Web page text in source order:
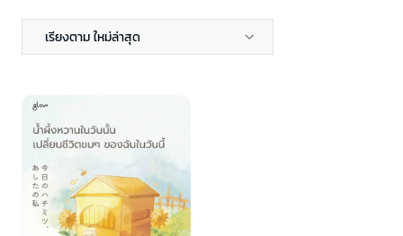
เรียงตาม ใหม่ล่าสุด